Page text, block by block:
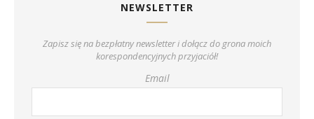
NEWSLETTER
Zapisz się na bezpłatny newsletter i dołącz do grona moich
korespondencyjnych przyjaciół!
Email